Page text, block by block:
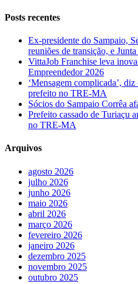
Posts recentes
Ex-presidente do Sampaio,
reuniões de transição, e
VittaJob Franchise leva
Empreendedor 2026
‘Mensagem complicada’,
prefeito no TRE-MA
Sócios do Sampaio Corrêa
Prefeito cassado de Turiaçu
no TRE-MA
Arquivos
agosto 2026
julho 2026
junho 2026
maio 2026
abril 2026
março 2026
fevereiro 2026
janeiro 2026
dezembro 2025
novembro 2025
outubro 2025